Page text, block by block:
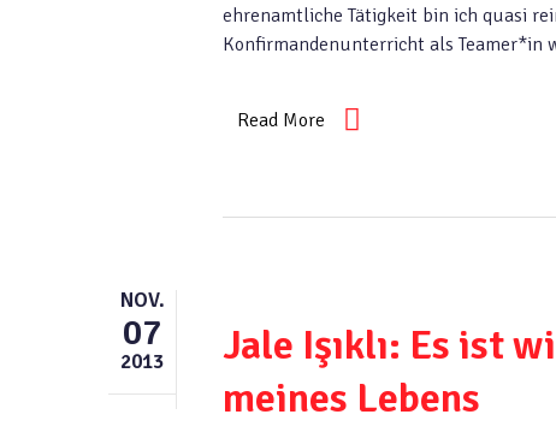
ehrenamtliche Tätigkeit bin ich quasi
Konfirmandenunterricht als Teamer*in
Read More
NOV.
07
2013
Jale Işıklı: Es ist
meines Lebens